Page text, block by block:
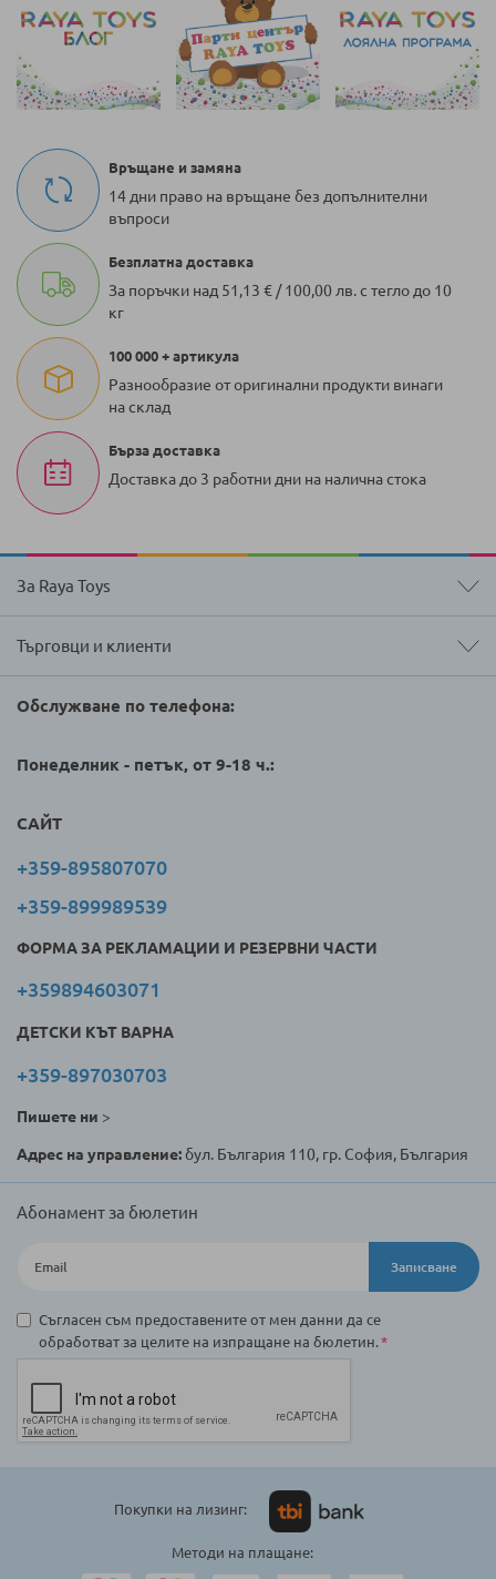
Връщане и замяна
14 дни право на връщане без допълнителни
въпроси
Безплатна доставка
За поръчки над 51,13 € / 100,00 лв. с тегло до 10
кг
100 000 + артикула
Разнообразие от оригинални продукти винаги
на склад
Бърза доставка
Доставка до 3 работни дни на налична стока
За Raya Toys
Търговци и клиенти
Обслужване по телефона:
Понеделник - петък, от 9-18 ч.:
САЙТ
+359-895807070
+359-899989539
ФОРМА ЗА РЕКЛАМАЦИИ И РЕЗЕРВНИ ЧАСТИ
+359894603071
ДЕТСКИ КЪТ ВАРНА
+359-897030703
Пишете ни >
Адрес на управление:бул. България 110, гр. София, България
Абонамент за бюлетин
Записване
Съгласен съм предоставените от мен данни да се
обработват за целите на изпращане на бюлетин.
Покупки на лизинг:
Методи на плащане: